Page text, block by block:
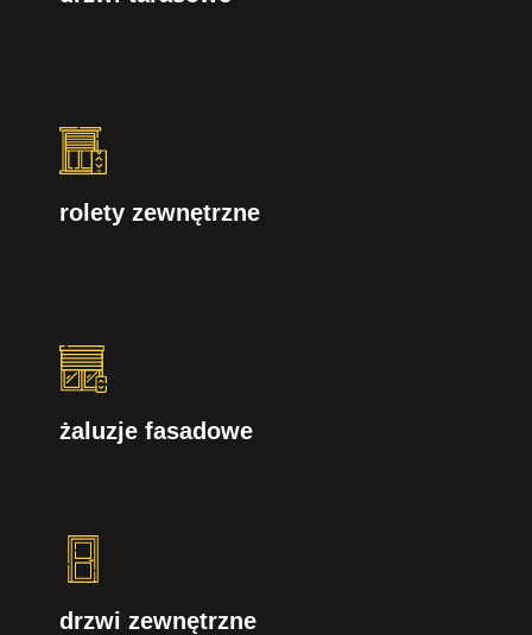
rolety zewnętrzne
żaluzje fasadowe
drzwi zewnętrzne